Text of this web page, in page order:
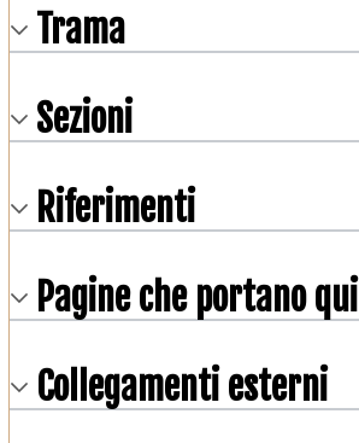
Trama
Sezioni
Riferimenti
Pagine che portano qui
Collegamenti esterni